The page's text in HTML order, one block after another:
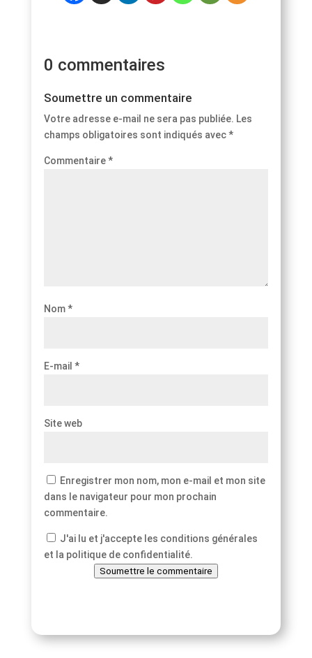
0 commentaires
Soumettre un commentaire
Votre adresse e-mail ne sera pas publiée. Les
champs obligatoires sont indiqués avec*
Commentaire*
Nom*
E-mail *
Site web
Enregistrer mon nom, mon e-mail et mon site
dans le navigateur pour mon prochain
commentaire.
J'ai lu et j'accepte les conditions générales
et la politique de confidentialité.
Soumettre le commentaire